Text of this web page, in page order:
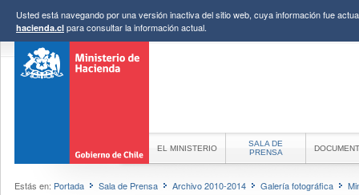
Usted está navegando por una versión inactiva del sitio web, cuya información fue
hacienda.cl para consultar la información actual.
EL MINISTERIO
SALA DE
PRENSA
Estás en: Portada Sala de Prensa Archivo 2010-2014 Galería fotográfica